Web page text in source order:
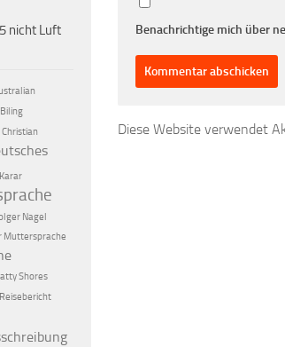
Benachrichtige mich über
Diese Website verwendet
nicht Luft
Biling
Christian
Nagel
Muttersprache
Shores
Reisebericht